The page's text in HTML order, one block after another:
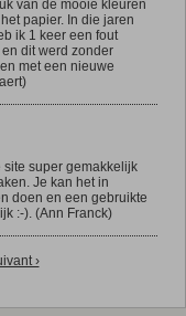
van de mooie kleuren
papier. In die jaren
ik 1 keer een fout
dit werd zonder
met een nieuwe
site super gemakkelijk
Je kan het in
doen en een gebruikte
:-). (Ann Franck)
›